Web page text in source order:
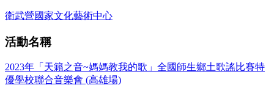
衛武營國家文化藝術中心
活動名稱
2023年「天籟之音~媽媽教我的歌」全國師生鄉土歌謠比賽特
優學校聯合音樂會 (高雄場)